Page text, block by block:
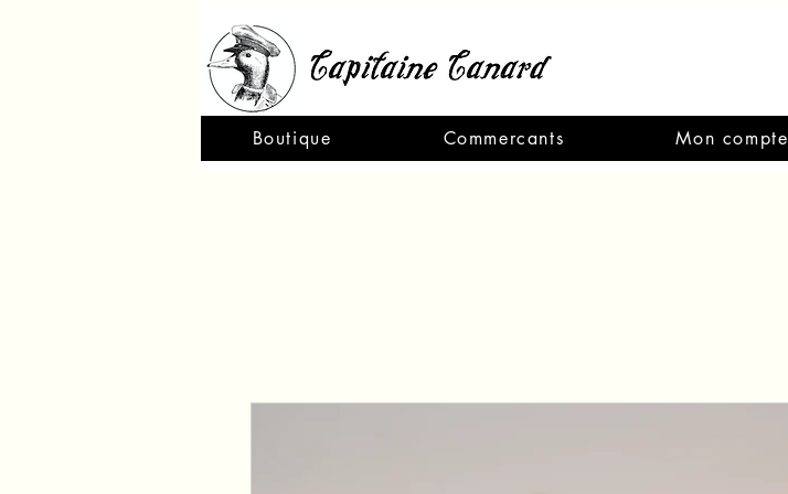
Boutique Commercants Mon compte